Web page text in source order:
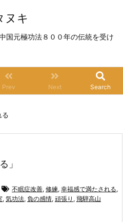
ヌキ
国元極功法８００年の伝統を受け
Prev Next Search
る
」
不眠症改善, 修練, 幸福感で満たされる,
, 気功法, 負の感情, 頑張り , 飛騨高山